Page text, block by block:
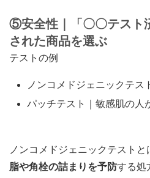
⑤安全性｜「〇〇テスト
された商品を選ぶ
テストの例
ノンコメドジェニックテス
パッチテスト｜敏感肌の人
ノンコメドジェニックテストと
脂や角栓の詰まりを予防する処